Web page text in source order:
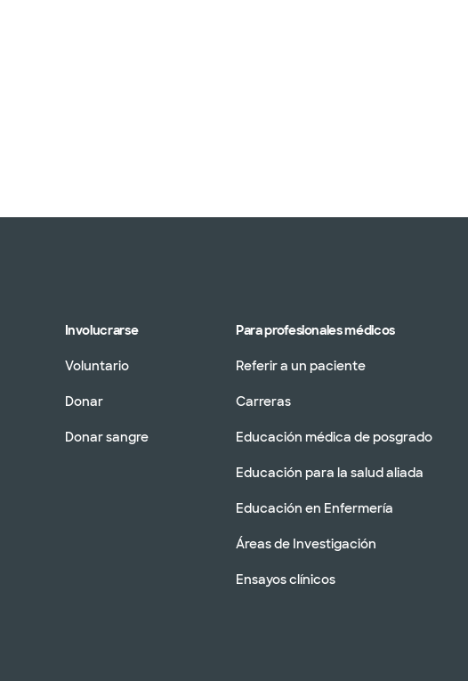
Involucrarse
Voluntario
Donar
Donar sangre
Para profesionales médicos
Referir a un paciente
Carreras
Educación médica de posgrado
Educación para la salud aliada
Educación en Enfermería
Áreas de Investigación
Ensayos clínicos